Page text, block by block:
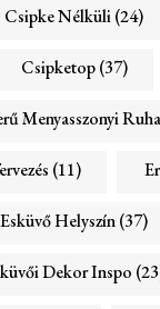
Csipke Nélküli(24)
Csipketop(37)
Menyasszonyi Ruha
(11)
Esküvő Helyszín(37)
Dekor Inspo